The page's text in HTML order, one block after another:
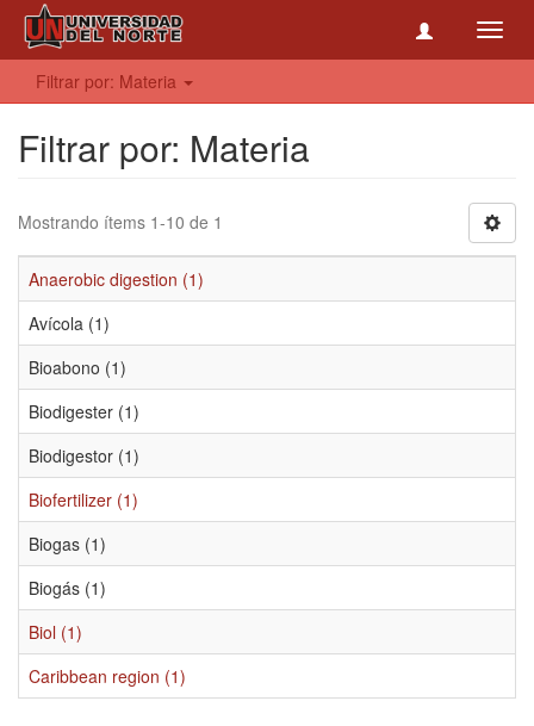
Filtrar por: Materia
Filtrar por: Materia
Mostrando ítems 1-10 de 1
Anaerobic digestion (1)
Avícola (1)
Bioabono (1)
Biodigester (1)
Biodigestor (1)
Biofertilizer (1)
Biogas (1)
Biogás (1)
Biol (1)
Caribbean region (1)